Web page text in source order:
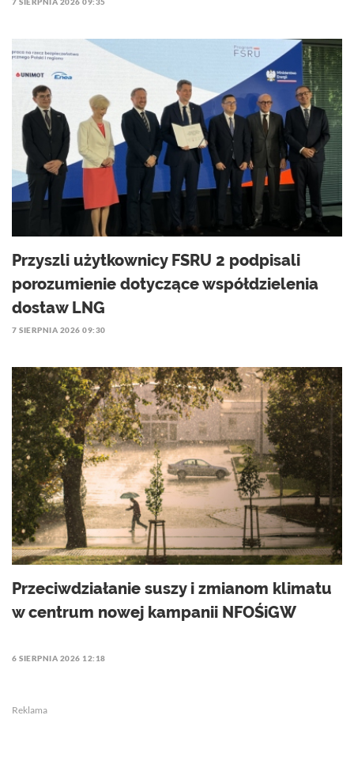
7 SIERPNIA 2026 09:35
Przyszli użytkownicy FSRU 2 podpisali
porozumienie dotyczące współdzielenia
dostaw LNG
7 SIERPNIA 2026 09:30
Przeciwdziałanie suszy i zmianom klimatu
w centrum nowej kampanii NFOŚiGW
6 SIERPNIA 2026 12:18
Reklama